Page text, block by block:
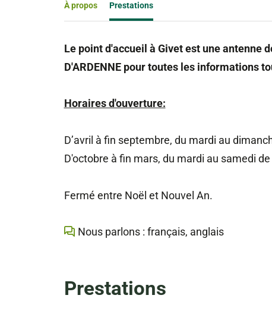
À propos Prestations
Le point d'accueil à Givet est une antenne
D'ARDENNE pour toutes les informations
Horaires d'ouverture:
D’avril à fin septembre, du mardi au
D'octobre à fin mars, du mardi au samedi
Fermé entre Noël et Nouvel An.
Nous parlons : français, anglais
Prestations